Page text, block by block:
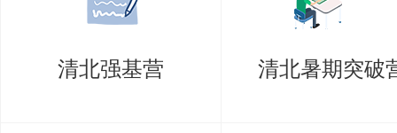
革、服务国家和地区经济社会发
2018年12月1日，市校签署全面
清北强基营 清北暑期突破